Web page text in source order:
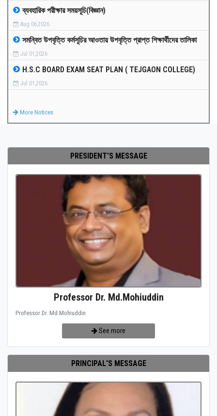
PAYMENT
CO-CURRICULUM
RESULTS
ব্যবহারিক পরীক্ষার সময়সূচি(বিজ্ঞান)
Aug 06,2026
সমন্বিত উপবৃত্তি কর্মসূচির আওতায় উপবৃত্তি প্রাপ্ত শিক্ষার্থীদের তালিকা
Jul 01,2026
H.S.C BOARD EXAM SEAT PLAN ( TEJGAON COLLEGE)
Jul 01,2026
More Notices
PRESIDENT'S MESSAGE
Professor Dr. Md.Mohiuddin
Professor Dr. Md.Mohiuddin
See more
PRINCIPAL'S MESSAGE